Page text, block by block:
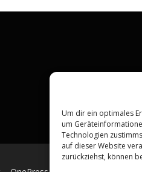
Um dir ein optimales
um
Technologien
auf dieser Website
zurückziehst, können